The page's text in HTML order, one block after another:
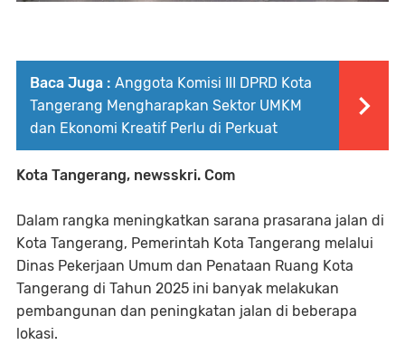
Baca Juga : Anggota Komisi III DPRD Kota
Tangerang Mengharapkan Sektor UMKM
dan Ekonomi Kreatif Perlu di Perkuat
Kota Tangerang, newsskri. Com
Dalam rangka meningkatkan sarana prasarana jalan di
Kota Tangerang, Pemerintah Kota Tangerang melalui
Dinas Pekerjaan Umum dan Penataan Ruang Kota
Tangerang di Tahun 2025 ini banyak melakukan
pembangunan dan peningkatan jalan di beberapa
lokasi.